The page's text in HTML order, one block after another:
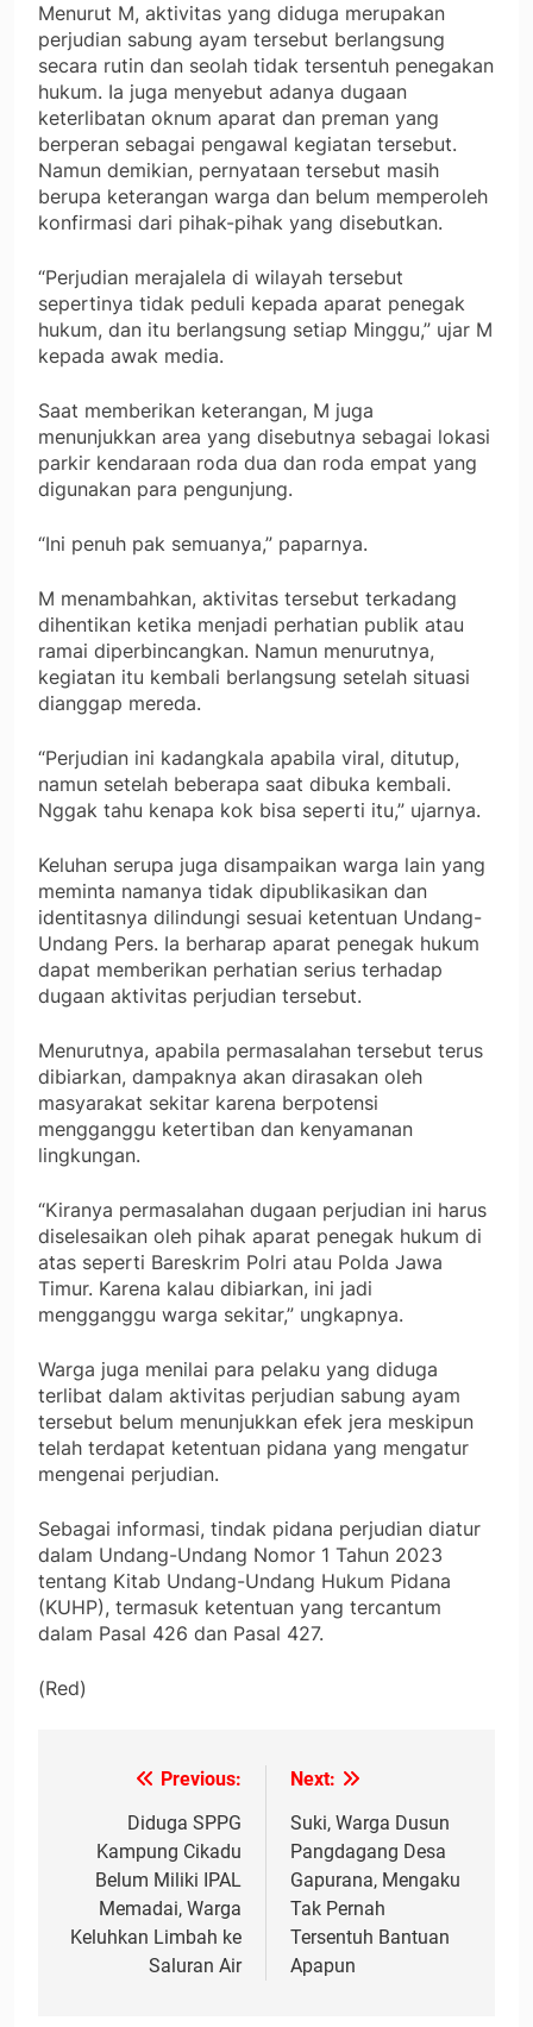
Menurut M, aktivitas yang diduga merupakan
perjudian sabung ayam tersebut berlangsung
secara rutin dan seolah tidak tersentuh penegakan
hukum. Ia juga menyebut adanya dugaan
keterlibatan oknum aparat dan preman yang
berperan sebagai pengawal kegiatan tersebut.
Namun demikian, pernyataan tersebut masih
berupa keterangan warga dan belum memperoleh
konfirmasi dari pihak-pihak yang disebutkan.
“Perjudian merajalela di wilayah tersebut
sepertinya tidak peduli kepada aparat penegak
hukum, dan itu berlangsung setiap Minggu,” ujar M
kepada awak media.
Saat memberikan keterangan, M juga
menunjukkan area yang disebutnya sebagai lokasi
parkir kendaraan roda dua dan roda empat yang
digunakan para pengunjung.
“Ini penuh pak semuanya,” paparnya.
M menambahkan, aktivitas tersebut terkadang
dihentikan ketika menjadi perhatian publik atau
ramai diperbincangkan. Namun menurutnya,
kegiatan itu kembali berlangsung setelah situasi
dianggap mereda.
“Perjudian ini kadangkala apabila viral, ditutup,
namun setelah beberapa saat dibuka kembali.
Nggak tahu kenapa kok bisa seperti itu,” ujarnya.
Keluhan serupa juga disampaikan warga lain yang
meminta namanya tidak dipublikasikan dan
identitasnya dilindungi sesuai ketentuan Undang-
Undang Pers. Ia berharap aparat penegak hukum
dapat memberikan perhatian serius terhadap
dugaan aktivitas perjudian tersebut.
Menurutnya, apabila permasalahan tersebut terus
dibiarkan, dampaknya akan dirasakan oleh
masyarakat sekitar karena berpotensi
mengganggu ketertiban dan kenyamanan
lingkungan.
“Kiranya permasalahan dugaan perjudian ini harus
diselesaikan oleh pihak aparat penegak hukum di
atas seperti Bareskrim Polri atau Polda Jawa
Timur. Karena kalau dibiarkan, ini jadi
mengganggu warga sekitar,” ungkapnya.
Warga juga menilai para pelaku yang diduga
terlibat dalam aktivitas perjudian sabung ayam
tersebut belum menunjukkan efek jera meskipun
telah terdapat ketentuan pidana yang mengatur
mengenai perjudian.
Sebagai informasi, tindak pidana perjudian diatur
dalam Undang-Undang Nomor 1 Tahun 2023
tentang Kitab Undang-Undang Hukum Pidana
(KUHP), termasuk ketentuan yang tercantum
dalam Pasal 426 dan Pasal 427.
(Red)
NavigasiPrevious:
Diduga SPPG
Kampung Cikadu
Belum Miliki IPAL
Memadai, Warga
Keluhkan Limbah ke
Saluran Air
Next:
Suki, Warga Dusun
Pangdagang Desa
Gapurana, Mengaku
Tak Pernah
Tersentuh Bantuan
Apapun